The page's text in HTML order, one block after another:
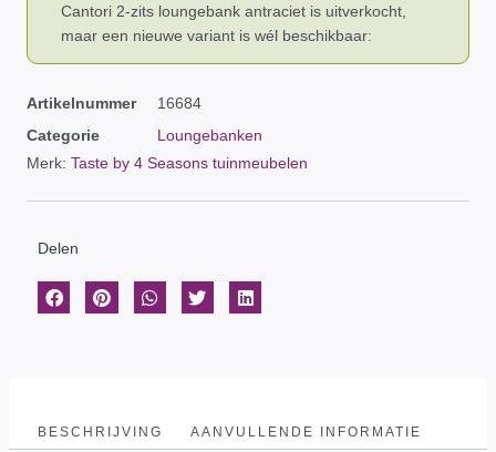
Cantori 2-zits loungebank antraciet is uitverkocht,
maar een nieuwe variant is wél beschikbaar:
Artikelnummer
16684
Categorie
Loungebanken
Merk: Taste by 4 Seasons tuinmeubelen
Delen
BESCHRIJVING AANVULLENDE INFORMATIE